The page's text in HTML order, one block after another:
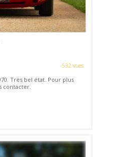
532 vues
Très bel état. Pour plus
contacter.